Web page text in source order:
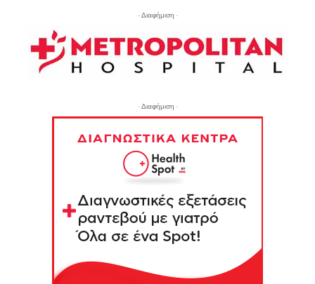
- Διαφήμιση -
- Διαφήμιση -